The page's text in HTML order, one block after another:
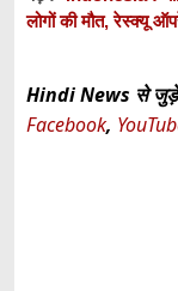
लोगों की मौत, रेस्क्यू
Hindi News से जुड़े
Facebook,